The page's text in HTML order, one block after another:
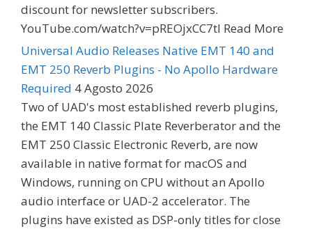
discount for newsletter subscribers.
YouTube.com/watch?v=pREOjxCC7tI Read More
Universal Audio Releases Native EMT 140 and
EMT 250 Reverb Plugins - No Apollo Hardware
Required 4 Agosto 2026
Two of UAD's most established reverb plugins,
the EMT 140 Classic Plate Reverberator and the
EMT 250 Classic Electronic Reverb, are now
available in native format for macOS and
Windows, running on CPU without an Apollo
audio interface or UAD-2 accelerator. The
plugins have existed as DSP-only titles for close